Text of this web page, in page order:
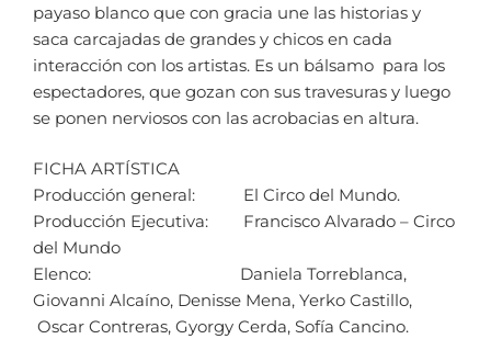
payaso blanco que con gracia une las historias y
saca carcajadas de grandes y chicos en cada
interacción con los artistas. Es un bálsamo para los
espectadores, que gozan con sus travesuras y luego
se ponen nerviosos con las acrobacias en altura.
FICHA ARTÍSTICA
Producción general: El Circo del Mundo.
Producción Ejecutiva: Francisco Alvarado – Circo
del Mundo
Elenco: Daniela Torreblanca,
Giovanni Alcaíno, Denisse Mena, Yerko Castillo,
Oscar Contreras, Gyorgy Cerda, Sofía Cancino.